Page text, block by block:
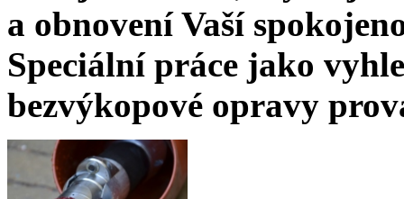
a obnovení Vaší
Speciální práce jako
bezvýkopové opravy